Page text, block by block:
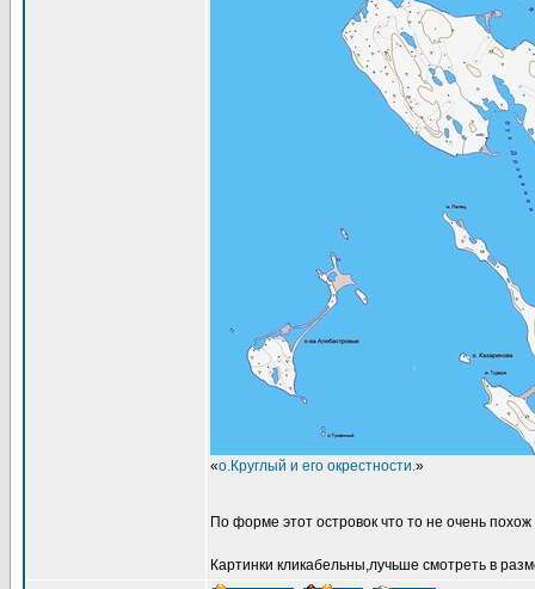
«о.Круглый и его окрестности.»
По форме этот островок что то не очень
Картинки кликабельны,лучьше смотреть в